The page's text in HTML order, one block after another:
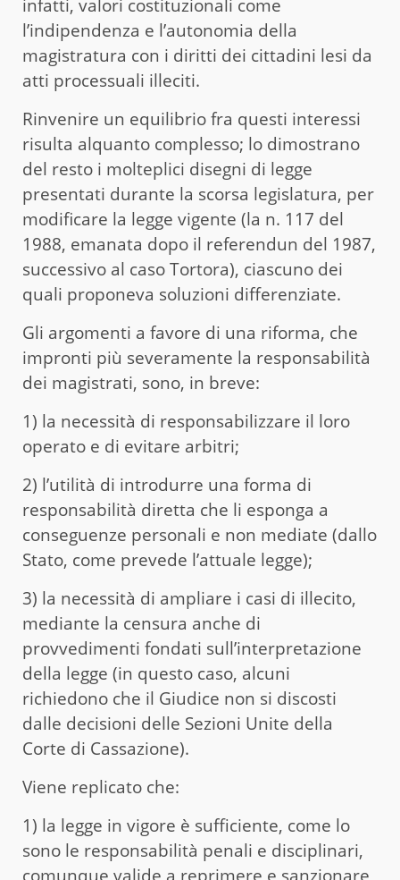
infatti, valori costituzionali come
l’indipendenza e l’autonomia della
magistratura con i diritti dei cittadini lesi da
atti processuali illeciti.
Rinvenire un equilibrio fra questi interessi
risulta alquanto complesso; lo dimostrano
del resto i molteplici disegni di legge
presentati durante la scorsa legislatura, per
modificare la legge vigente (la n. 117 del
1988, emanata dopo il referendun del 1987,
successivo al caso Tortora), ciascuno dei
quali proponeva soluzioni differenziate.
Gli argomenti a favore di una riforma, che
impronti più severamente la responsabilità
dei magistrati, sono, in breve:
1) la necessità di responsabilizzare il loro
operato e di evitare arbitri;
2) l’utilità di introdurre una forma di
responsabilità diretta che li esponga a
conseguenze personali e non mediate (dallo
Stato, come prevede l’attuale legge);
3) la necessità di ampliare i casi di illecito,
mediante la censura anche di
provvedimenti fondati sull’interpretazione
della legge (in questo caso, alcuni
richiedono che il Giudice non si discosti
dalle decisioni delle Sezioni Unite della
Corte di Cassazione).
Viene replicato che:
1) la legge in vigore è sufficiente, come lo
sono le responsabilità penali e disciplinari,